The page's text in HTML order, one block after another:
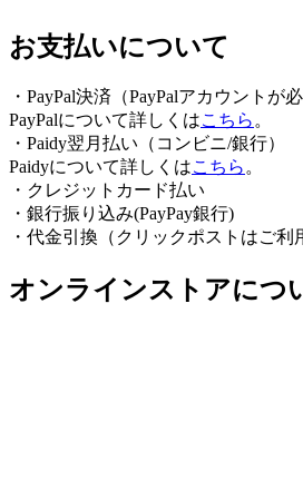
お支払いについて
・PayPal決済（PayPalアカウントが
PayPalについて詳しくはこちら。
・Paidy翌⽉払い（コンビニ/銀⾏）
Paidyについて詳しくはこちら。
・クレジットカード払い
・銀行振り込み(PayPay銀行)
・代金引換（クリックポストはご
オンラインストアにつ